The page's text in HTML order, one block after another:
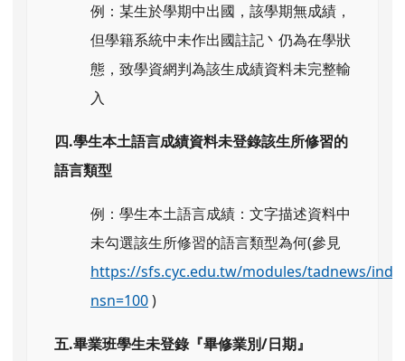
例：某生於學期中出國，該學期無成績，
但學籍系統中未作出國註記丶仍為在學狀
態，致學資網判為該生成績資料未完整輸
入
四.學生本土語言成績資料未登錄該生所修習的
語言類型
例：學生本土語言成績：文字描述資料中
未勾選該生所修習的語言類型為何(參見
https://sfs.cyc.edu.tw/modules/tadnews/
nsn=100)
五.畢業班學生未登錄『畢修業別/日期』